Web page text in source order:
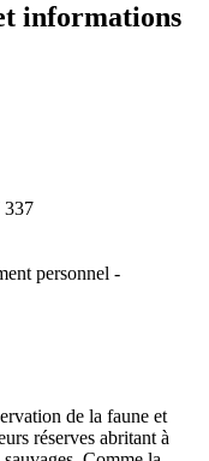
informations
337
personnel -
de la faune et
réserves abritant à